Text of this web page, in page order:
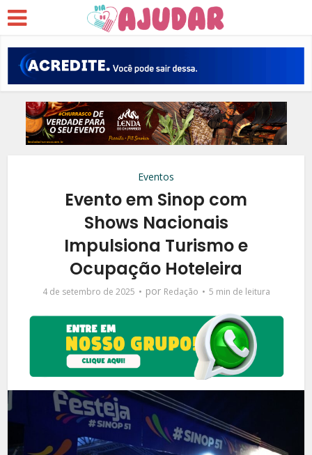
Eventos
Evento em Sinop com
Shows Nacionais
Impulsiona Turismo e
Ocupação Hoteleira
4 de setembro de 2025 por Redação 5 min de leitura